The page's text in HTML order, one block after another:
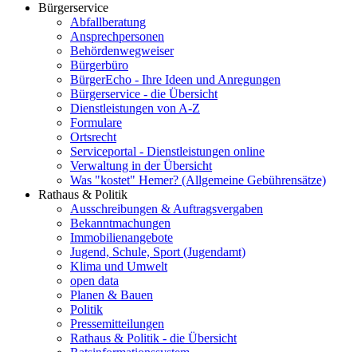
Bürgerservice
Abfallberatung
Ansprechpersonen
Behördenwegweiser
Bürgerbüro
BürgerEcho - Ihre Ideen und Anregungen
Bürgerservice - die Übersicht
Dienstleistungen von A-Z
Formulare
Ortsrecht
Serviceportal - Dienstleistungen online
Verwaltung in der Übersicht
Was "kostet" Hemer? (Allgemeine Gebührensätze)
Rathaus & Politik
Ausschreibungen & Auftragsvergaben
Bekanntmachungen
Immobilienangebote
Jugend, Schule, Sport (Jugendamt)
Klima und Umwelt
open data
Planen & Bauen
Politik
Pressemitteilungen
Rathaus & Politik - die Übersicht